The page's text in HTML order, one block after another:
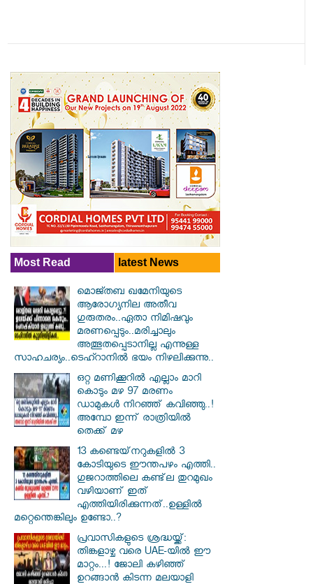
Most Read latest News
മൊജ്തബ ഖമേനിയുടെ
ആരോഗ്യനില അതീവ
ഗുരുതരം..ഏതാ നിമിഷവും
മരണപ്പെടും..മരിച്ചാലും
അത്ഭുതപ്പെടാനില്ല എന്നുള്ള
സാഹചര്യം..ടെഹ്റാനിൽ ഭയം നിഴലിക്കുന്നു..
ഒറ്റ മണിക്കൂറിൽ എല്ലാം മാറി
കൊടും മഴ 97 മരണം
ഡാമുകൾ നിറഞ്ഞ് കവിഞ്ഞു..!
അമ്പോ ഇന്ന് രാത്രിയിൽ
തെക്ക് മഴ
13 കണ്ടെയ്‌നറുകളിൽ 3
കോടിയുടെ ഈന്തപഴം എത്തി..
ഗുജറാത്തിലെ കണ്ട്‌ല തുറമുഖം
വഴിയാണ് ഇത്
എത്തിയിരിക്കുന്നത്..ഉള്ളിൽ
മറ്റെന്തെങ്കിലും ഉണ്ടോ..?
പ്രവാസികളുടെ ശ്രദ്ധയ്ക്ക്:
തിങ്കളാഴ്ച വരെ UAE-യിൽ ഈ
മാറ്റം...! ജോലി കഴിഞ്ഞ്
ഉറങ്ങാൻ കിടന്ന മലയാളി